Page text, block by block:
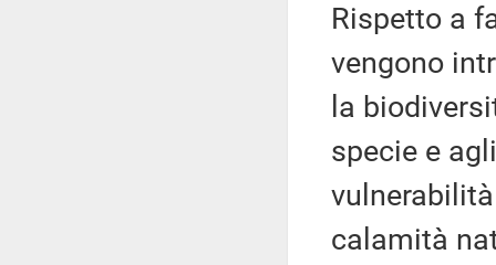
Rispetto a
vengono
la
specie e
calamità